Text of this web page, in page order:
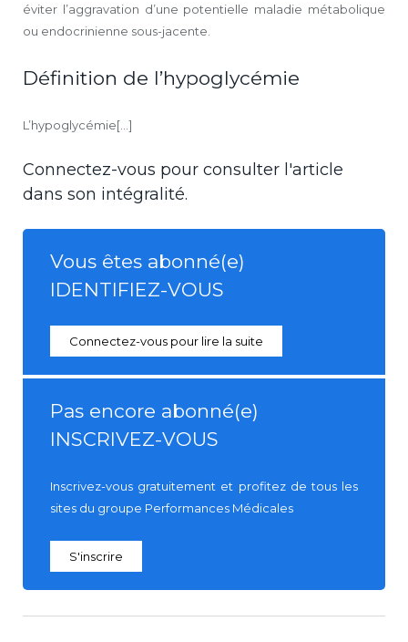
éviter l’aggravation d’une potentielle maladie métabolique
ou endocrinienne sous-jacente.
Définition de l’hypoglycémie
L’hypoglycémie[...]
Connectez-vous pour consulter l'article
dans son intégralité.
Vous êtes abonné(e)
IDENTIFIEZ-VOUS
Connectez-vous pour lire la suite
Pas encore abonné(e)
INSCRIVEZ-VOUS
Inscrivez-vous gratuitement et profitez de tous les
sites du groupe Performances Médicales
S'inscrire